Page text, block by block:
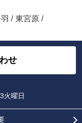
/ 東宮原 /
せ
火曜日